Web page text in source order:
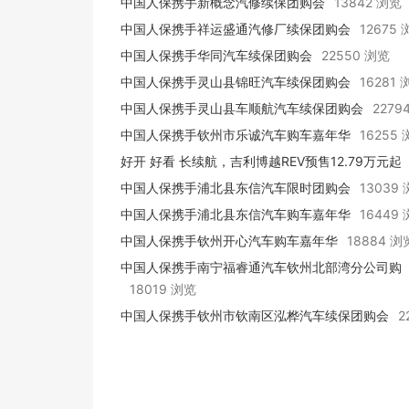
中国人保携手祥运盛通汽修厂续保团购会
12675
中国人保携手华同汽车续保团购会
22550 浏览
中国人保携手灵山县锦旺汽车续保团购会
16281
中国人保携手灵山县车顺航汽车续保团购会
中国人保携手钦州市乐诚汽车购车嘉年华
16255
好开 好看 长续航，吉利博越REV预售12.79万元起
中国人保携手浦北县东信汽车限时团购会
13039
中国人保携手浦北县东信汽车购车嘉年华
16449
中国人保携手钦州开心汽车购车嘉年华
18884 浏
中国人保携手南宁福睿通汽车钦州北部湾分公司购
车嘉年华
18019 浏览
中国人保携手钦州市钦南区泓桦汽车续保团购会